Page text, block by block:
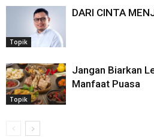
Topik
DARI CINTA
Topik
Jangan Biarkan
Manfaat Puasa